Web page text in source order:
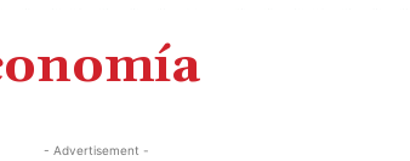
- Advertisement -